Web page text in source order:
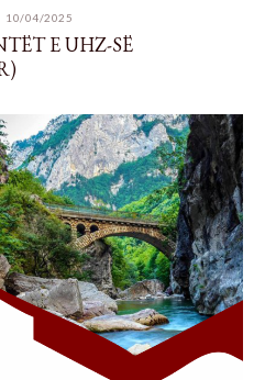
10/04/2025
E UHZ-SË